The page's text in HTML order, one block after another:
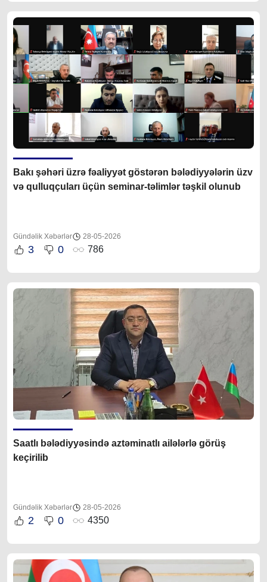
Bakı şəhəri üzrə fəaliyyət göstərən bələdiyyələrin üzv
və qulluqçuları üçün seminar-təlimlər təşkil olunub
Gündəlik Xəbərlər 28-05-2026
3 0 786
Saatlı bələdiyyəsində aztəminatlı ailələrlə görüş
keçirilib
Gündəlik Xəbərlər 28-05-2026
2 0 4350